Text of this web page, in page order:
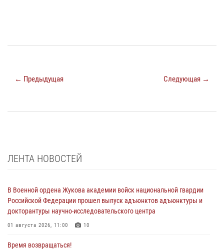
← Предыдущая Следующая →
ЛЕНТА НОВОСТЕЙ
В Военной ордена Жукова академии войск национальной гвардии
Российской Федерации прошел выпуск адъюнктов адъюнктуры и
докторантуры научно-исследовательского центра
01 августа 2026, 11:00 10
Время возвращаться!